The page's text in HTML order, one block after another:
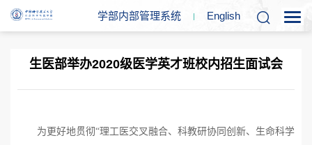
学部内部管理系统 English
生医部举办2020级医学英才班校内招生面试会
为更好地贯彻“理工医交叉融合、科教研协同创新、生命科学